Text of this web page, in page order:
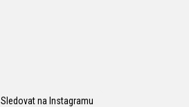
Sledovat na Instagramu